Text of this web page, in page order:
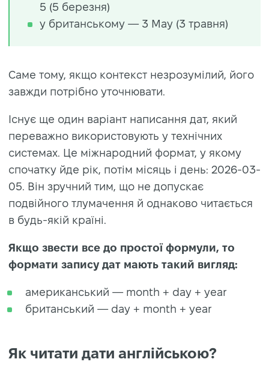
5 (5 березня)
у британському — 3 May (3 травня)
Саме тому, якщо контекст незрозумілий, його
завжди потрібно уточнювати.
Існує ще один варіант написання дат, який
переважно використовують у технічних
системах. Це міжнародний формат, у якому
спочатку йде рік, потім місяць і день: 2026-03-
05. Він зручний тим, що не допускає
подвійного тлумачення й однаково читається
в будь-якій країні.
Якщо звести все до простої формули, то
формати запису дат мають такий вигляд:
американський — month + day + year
британський — day + month + year
Як читати дати англійською?